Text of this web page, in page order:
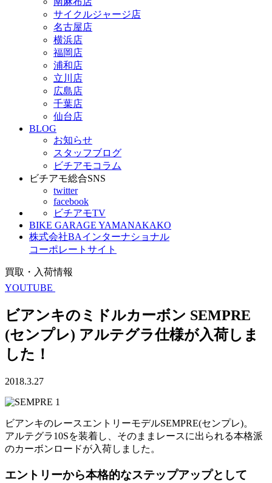
サイクルジャージ店
名古屋店
横浜店
福岡店
浦和店
立川店
広島店
千葉店
仙台店
BLOG
お知らせ
スタッフブログ
ビチアモコラム
ビチアモ総合SNS
twitter
facebook
ビチアモTV
BIKE GARAGE YAMANAKAKO
株式会社BAインターナショナル
コーポレートサイト
買取・入荷情報
YOUTUBE
ビアンキのミドルカーボン SEMPRE
(センプレ) アルテグラ仕様が入荷しま
した！
2018.3.27
ビアンキのレースエントリーモデルSEMPRE(センプレ)。
アルテグラ10Sを装着し、そのままレースに出られる本格派
のカーボンロードが入荷しました。
エントリーから本格的なステップアップとして